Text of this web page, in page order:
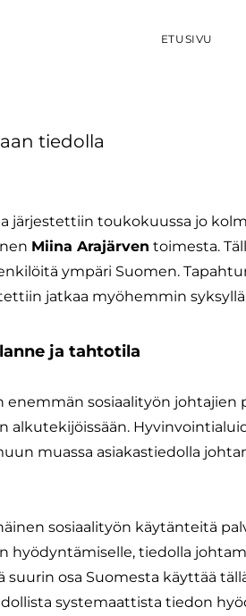
ETUSIVU
tiedolla
järjestettiin toukokuussa jo
Miina Arajärven toimesta.
ympäri Suomen.
jatkaa myöhemmin
ja tahtotila
enemmän sosiaalityön johtajien
muassa asiakastiedolla
sosiaalityön käytänteitä
hyödyntämiselle, tiedolla
osa Suomesta käyttää
systemaattista tiedon